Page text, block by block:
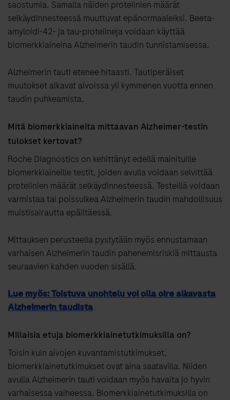
saostumia. Samalla näiden proteiinien määrät
selkäydinnesteessä muuttuvat epänormaaleiksi. Beeta-
amyloidi-42- ja tau-proteiineja voidaan käyttää
biomerkkiaineina Alzheimerin taudin tunnistamisessa.
Alzheimerin tauti etenee hitaasti. Tautiperäiset
muutokset alkavat aivoissa yli kymmenen vuotta ennen
taudin puhkeamista.
Mitä biomerkkiaineita mittaavan Alzheimer-testin
tulokset kertovat?
Roche Diagnostics on kehittänyt edellä mainituille
biomerkkiaineille testit, joiden avulla voidaan selvittää
proteiinien määrät selkäydinnesteessä. Testeillä voidaan
varmistaa tai poissulkea Alzheimerin taudin mahdollisuus
muistisairautta epäiltäessä.
Mittauksen perusteella pystytään myös ennustamaan
varhaisen Alzheimerin taudin pahenemisriskiä mittausta
seuraavien kahden vuoden sisällä.
Lue myös: Toistuva unohtelu voi olla oire alkavasta
Alzheimerintaudista
Millaisia etuja biomerkkiainetutkimuksilla on?
Toisin kuin aivojen kuvantamistutkimukset,
biomerkkiainetutkimukset ovat aina saatavilla. Niiden
avulla Alzheimerin tauti voidaan myös havaita jo hyvin
varhaisessa vaiheessa. Biomerkkiainetutkimuksilla on